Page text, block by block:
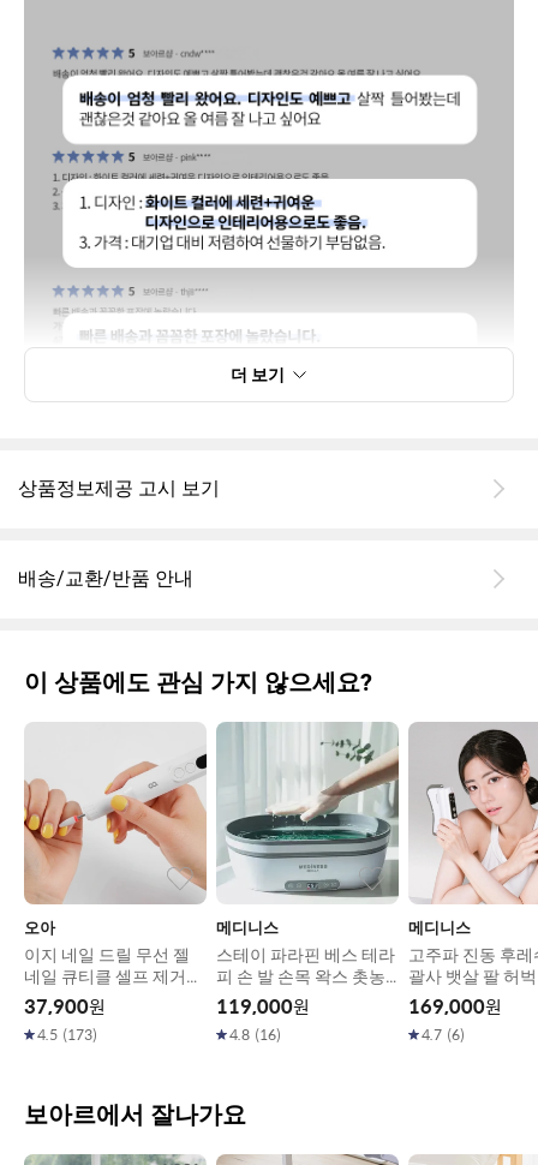
더 보기
상품정보제공 고시 보기
배송/교환/반품 안내
이 상품에도 관심 가지 않으세요?
오아
이지 네일 드릴 무선 젤
네일 큐티클 셀프 제거기
전동 쏙오프 손톱 발톱 정
리기 그라인더 세신드릴
37,900원
4.5 (173)
메디니스
스테이 파라핀 베스 테라
피 손 발 손목 왁스 촛농
용해기 MD-143G
119,000원
4.8 (16)
메디니스
고주파 진동 후레
괄사 뱃살 팔 허
리 마사지기 MD-
169,000원
4.7 (6)
보아르에서 잘나가요